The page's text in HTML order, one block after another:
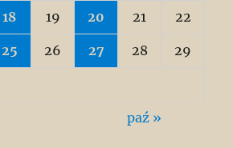
18 19 20 21 22
25 26 27 28 29
paź »